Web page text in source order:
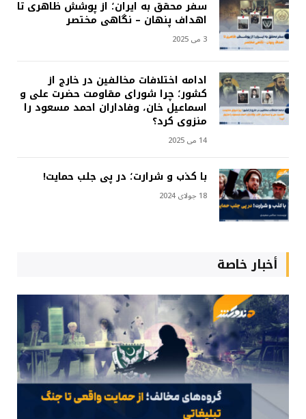
سفر محقق به ایران؛ از پوشش ظاهری تا
اهداف پنهان – نگاهی مختصر
3 می 2025
ادامه اختلافات مخالفین در خارج از
کشور؛ چرا شورای مقاومت حضرت علی و
اسماعیل خان، وفاداران احمد مسعود را
منزوی کرد؟
14 می 2025
با کذب و شرارت؛ در پی جلب حمایت!
18 جولای 2024
أخبار خاصة